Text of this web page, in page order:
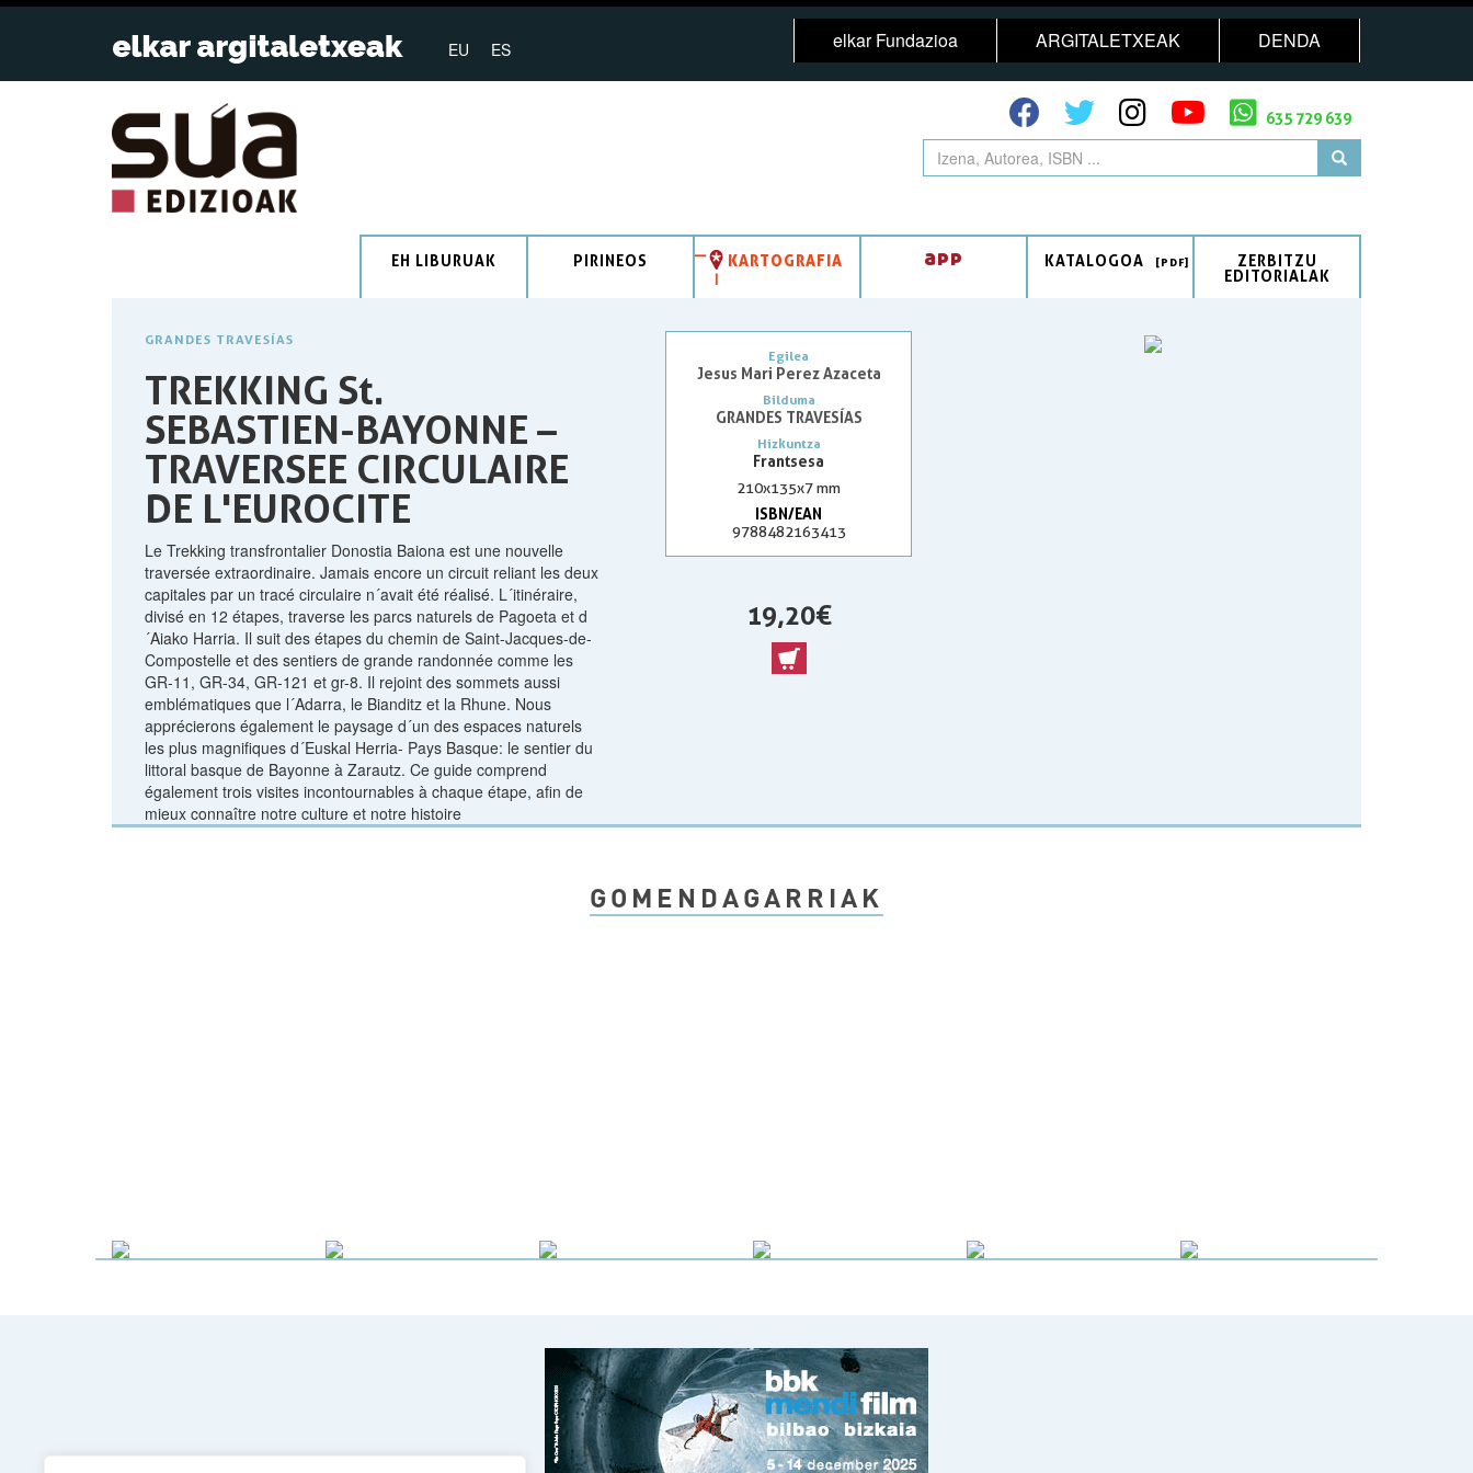
EU ES elkar Fundazioa ARGITALETXEAK DENDA
635 729 639
EH LIBURUAK PIRINEOS KARTOGRAFIA app KATALOGOA
ZERBITZU
EDITORIALAK
GRANDES TRAVESÍAS
TREKKING St.
SEBASTIEN-BAYONNE –
TRAVERSEE CIRCULAIRE
DE L'EUROCITE
Le Trekking transfrontalier Donostia Baiona est une nouvelle
traversée extraordinaire. Jamais encore un circuit reliant les deux
capitales par un tracé circulaire n´avait été réalisé. L´itinéraire,
divisé en 12 étapes, traverse les parcs naturels de Pagoeta et d
´Aiako Harria. Il suit des étapes du chemin de Saint-Jacques-de-
Compostelle et des sentiers de grande randonnée comme les
GR-11, GR-34, GR-121 et gr-8. Il rejoint des sommets aussi
emblématiques que l´Adarra, le Bianditz et la Rhune. Nous
apprécierons également le paysage d´un des espaces naturels
les plus magnifiques d´Euskal Herria- Pays Basque: le sentier du
littoral basque de Bayonne à Zarautz. Ce guide comprend
également trois visites incontournables à chaque étape, afin de
mieux connaître notre culture et notre histoire
Egilea
Jesus Mari Perez Azaceta
Bilduma
GRANDES TRAVESÍAS
Hizkuntza
Frantsesa
210x135x7 mm
ISBN/EAN
9788482163413
19,20 €
GOMENDAGARRIAK